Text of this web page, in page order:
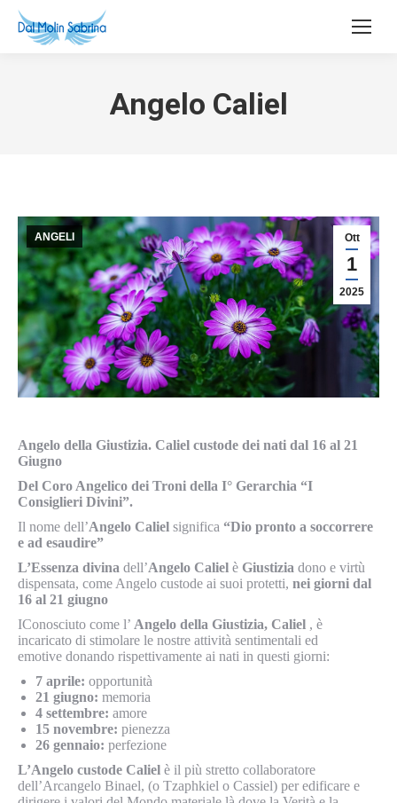
Angelo Caliel
Ott
1
2025
ANGELI
Angelo della Giustizia. Caliel custode dei nati dal 16 al 21
Giugno
Del Coro Angelico dei Troni della I° Gerarchia “I
Consiglieri Divini”.
Il nome dell’Angelo Caliel significa “Dio pronto a soccorrere
e ad esaudire”
L’Essenza divina dell’Angelo Caliel è Giustizia dono e virtù
dispensata, come Angelo custode ai suoi protetti, nei giorni dal
16 al 21 giugno
IConosciuto come l’ Angelo della Giustizia, Caliel , è
incaricato di stimolare le nostre attività sentimentali ed
emotive donando rispettivamente ai nati in questi giorni:
7 aprile: opportunità
21 giugno: memoria
4 settembre: amore
15 novembre: pienezza
26 gennaio: perfezione
L’Angelo custode Caliel è il più stretto collaboratore
dell’Arcangelo Binael, (o Tzaphkiel o Cassiel) per edificare e